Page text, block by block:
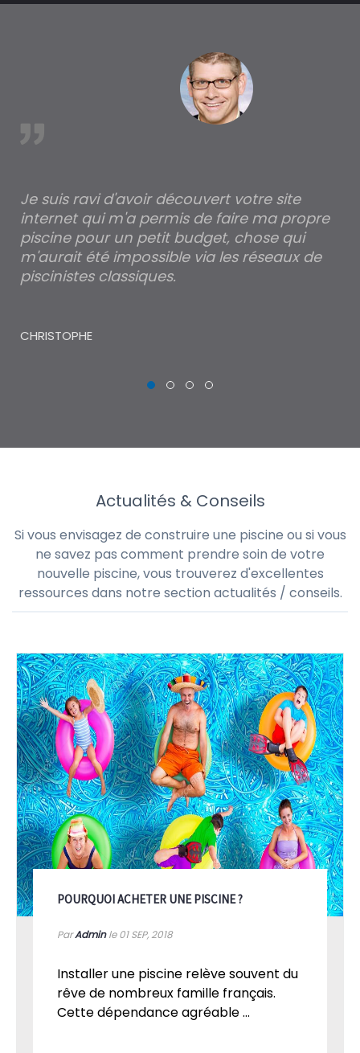
Je suis ravi d'avoir découvert votre site
internet qui m'a permis de faire ma propre
piscine pour un petit budget, chose qui
m'aurait été impossible via les réseaux de
piscinistes classiques.
CHRISTOPHE
Actualités & Conseils
Si vous envisagez de construire une piscine ou si vous
ne savez pas comment prendre soin de votre
nouvelle piscine, vous trouverez d'excellentes
ressources dans notre section actualités / conseils.
POURQUOI ACHETER UNE PISCINE ?
ParAdminle 01SEP, 2018
Installer une piscine relève souvent du
rêve de nombreux famille français.
Cette dépendance agréable ...